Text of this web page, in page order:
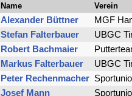
Name Verein
Alexander Büttner
MGF
Stefan Falterbauer
UBGC
Robert Bachmaier
Markus Falterbauer
UBGC
Peter Rechenmacher
Josef Mann